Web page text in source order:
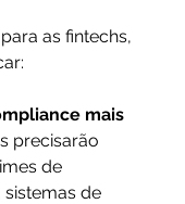
as fintechs,
mais
precisarão
de
de